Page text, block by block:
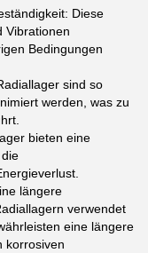
Diese
Vibrationen
Bedingungen
sind so
werden, was zu
bieten eine
längere
verwendet
eine längere
korrosiven